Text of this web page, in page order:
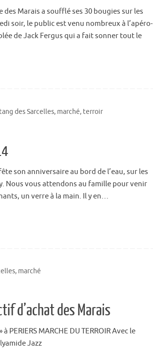
des Marais a soufflé ses 30 bougies sur les
soir, le public est venu nombreux à l’apéro-
de Jack Fergus qui a fait sonner tout le
des Sarcelles, marché, terroir
son anniversaire au bord de l’eau, sur les
Nous vous attendons au famille pour venir
un verre à la main. Il y en…
, marché
d’achat des Marais
PERIERS MARCHE DU TERROIR Avec le
Jazz